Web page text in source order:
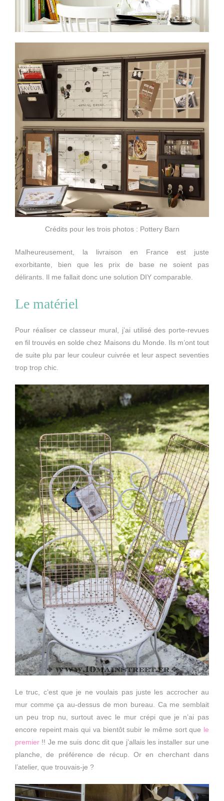
Crédits pour les trois photos : Pottery Barn
Malheureusement, la livraison en France est juste
exorbitante, bien que les prix de base ne soient pas
délirants. Il me fallait donc une solution DIY comparable.
Le matériel
Pour réaliser ce classeur mural, j’ai utilisé des porte-revues
en fil trouvés en solde chez Maisons du Monde. Ils m’ont tout
de suite plu par leur couleur cuivrée et leur aspect seventies
trop trop chic.
Le truc, c’est que je ne voulais pas juste les accrocher au
mur comme ça au-dessus de mon bureau. Ca me semblait
un peu trop nu, surtout avec le mur crépi que je n’ai pas
encore repeint mais qui va bientôt subir le même sort que le
premier !! Je me suis donc dit que j’allais les installer sur une
planche, de préférence de récup. Or en cherchant dans
l’atelier, que trouvais-je ?